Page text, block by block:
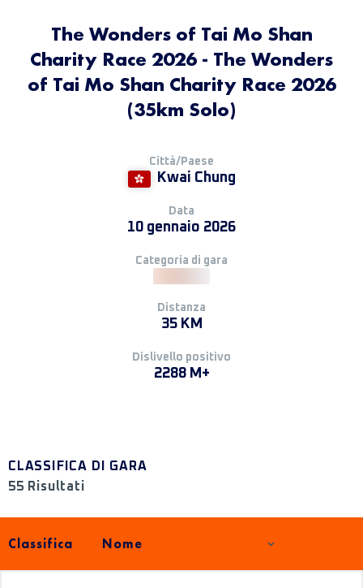
The Wonders of Tai Mo Shan
Charity Race 2026 - The Wonders
of Tai Mo Shan Charity Race 2026
(35km Solo)
Città/Paese
Kwai Chung
Data
10 gennaio 2026
Categoria di gara
Distanza
35 KM
Dislivello positivo
2288 M+
CLASSIFICA DI GARA
55 Risultati
Classifica Nome